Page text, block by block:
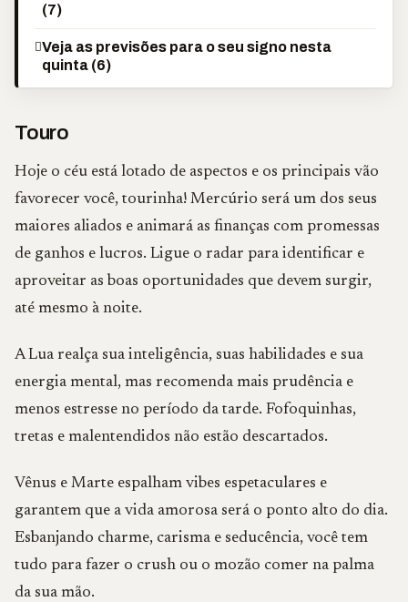
(7)
Veja as previsões para o seu signo nesta
quinta (6)
Touro
Hoje o céu está lotado de aspectos e os principais vão
favorecer você, tourinha! Mercúrio será um dos seus
maiores aliados e animará as finanças com promessas
de ganhos e lucros. Ligue o radar para identificar e
aproveitar as boas oportunidades que devem surgir,
até mesmo à noite.
A Lua realça sua inteligência, suas habilidades e sua
energia mental, mas recomenda mais prudência e
menos estresse no período da tarde. Fofoquinhas,
tretas e malentendidos não estão descartados.
Vênus e Marte espalham vibes espetaculares e
garantem que a vida amorosa será o ponto alto do dia.
Esbanjando charme, carisma e seducência, você tem
tudo para fazer o crush ou o mozão comer na palma
da sua mão.